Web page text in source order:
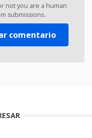
not you are a human
submissions.